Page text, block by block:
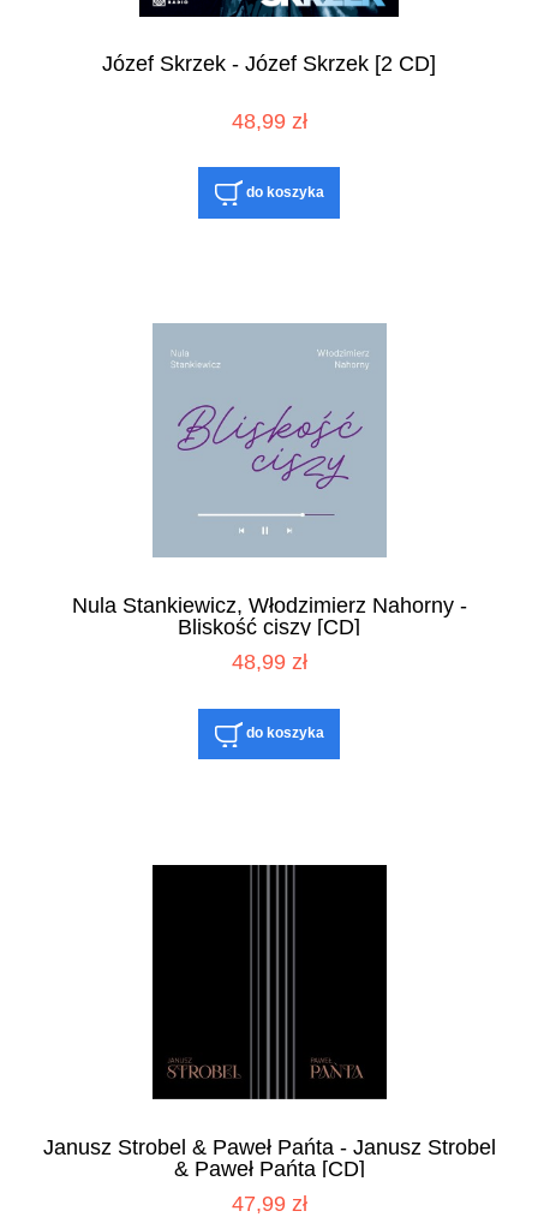
Józef Skrzek - Józef Skrzek [2 CD]
48,99 zł
do koszyka
Nula Stankiewicz, Włodzimierz Nahorny -
Bliskość ciszy [CD]
48,99 zł
do koszyka
Janusz Strobel & Paweł Pańta - Janusz Strobel
& Paweł Pańta [CD]
47,99 zł